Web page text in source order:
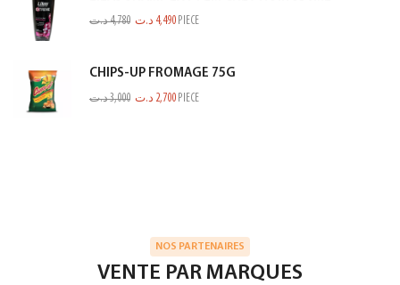
4,780د.ت 4,490 د.ت PIECE
CHIPS-UP FROMAGE 75G
3,000د.ت 2,700 د.ت PIECE
NOS PARTENAIRES
VENTE PAR MARQUES